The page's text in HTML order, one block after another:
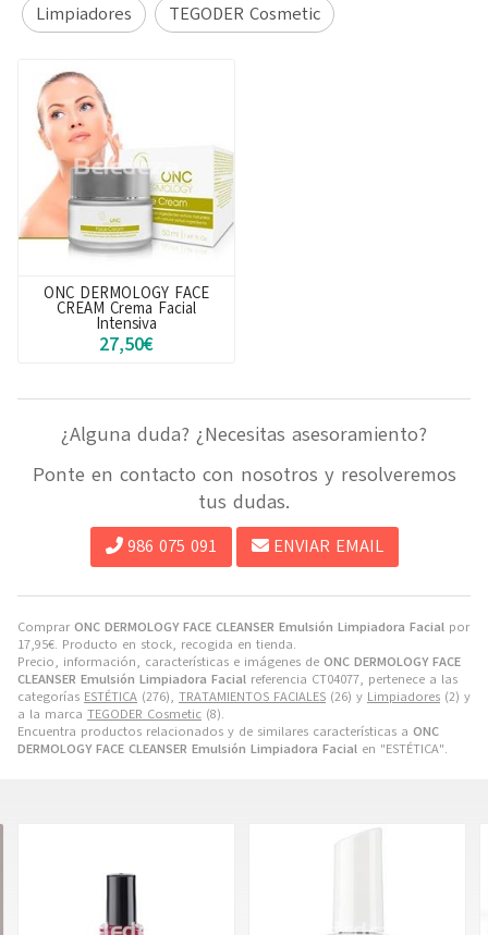
Comprar ONC DERMOLOGY FACE CLEANSER Emulsión Limpiadora Facial por
17,95€. Producto en stock, recogida en tienda.
Precio, información, características e imágenes de ONC DERMOLOGY FACE
CLEANSER Emulsión Limpiadora Facial referencia CT04077, pertenece a las
categorías ESTÉTICA (276), TRATAMIENTOS FACIALES (26) y Limpiadores (2) y
a la marca TEGODER Cosmetic (8).
Encuentra productos relacionados y de similares características a ONC
DERMOLOGY FACE CLEANSER Emulsión Limpiadora Facial en "ESTÉTICA".
Limpiadores
TEGODER Cosmetic
ONC DERMOLOGY FACE
CREAM Crema Facial
Intensiva
27,50€
¿Alguna duda? ¿Necesitas asesoramiento?
Ponte en contacto con nosotros y resolveremos
tus dudas.
986 075 091 ENVIAR EMAIL